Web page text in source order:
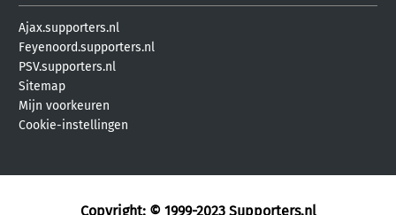
Ajax.supporters.nl
Feyenoord.supporters.nl
PSV.supporters.nl
Sitemap
Mijn voorkeuren
Cookie-instellingen
Copyright: © 1999-2023 Supporters.nl